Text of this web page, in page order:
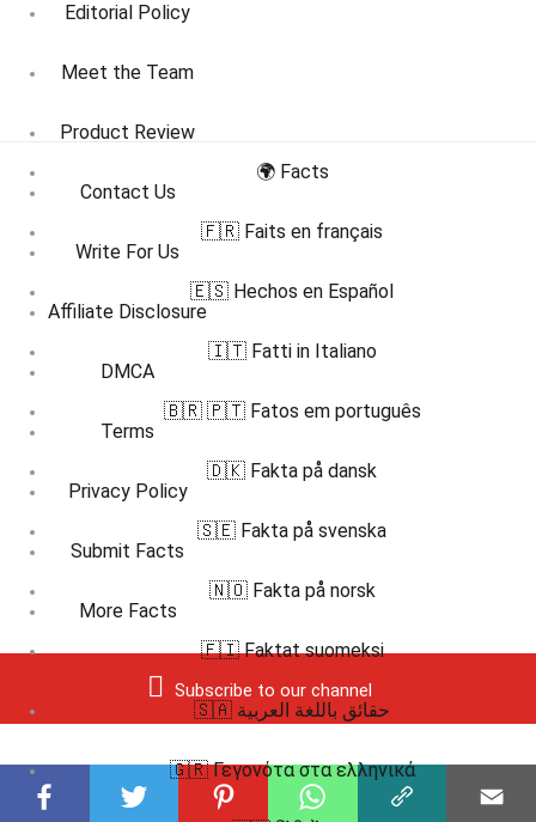
Editorial Policy
Meet the Team
Product Review
Contact Us
Write For Us
Affiliate Disclosure
DMCA
Terms
Privacy Policy
Submit Facts
More Facts
Subscribe to our channel
🌍 Facts
🇫🇷 Faits en français
🇪🇸 Hechos en Español
🇮🇹 Fatti in Italiano
🇧🇷 🇵🇹 Fatos em português
🇩🇰 Fakta på dansk
🇸🇪 Fakta på svenska
🇳🇴 Fakta på norsk
🇫🇮 Faktat suomeksi
🇸🇦 حقائق باللغة العربية
🇬🇷 Γεγονότα στα ελληνικά